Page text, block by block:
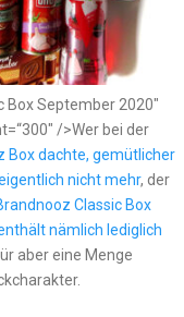
Box September 2020″
/>Wer bei der
Box dachte, gemütlicher
nicht mehr, der
Classic Box
nämlich lediglich
aber eine Menge